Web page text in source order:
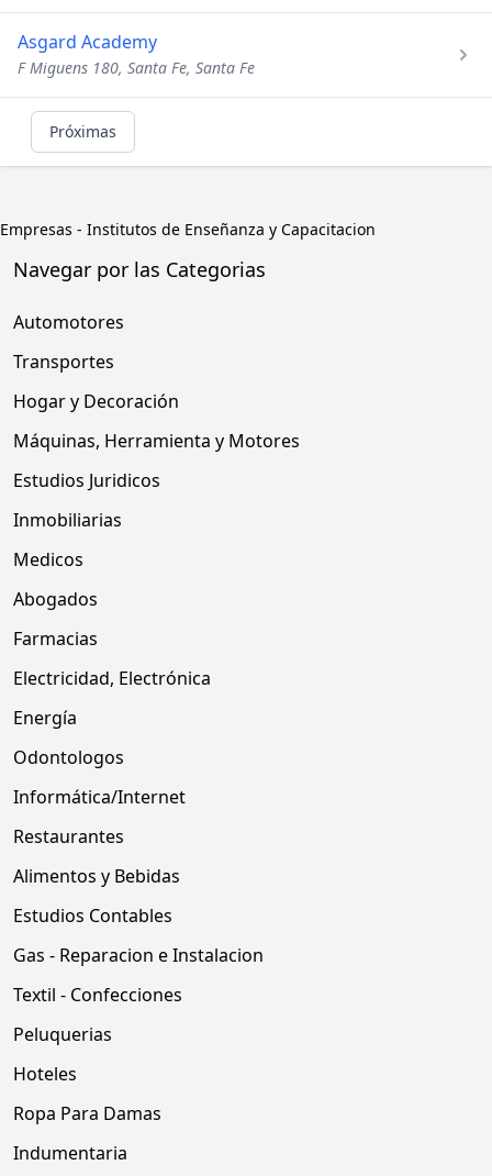
Asgard Academy
F Miguens 180, Santa Fe, Santa Fe
Próximas
Empresas - Institutos de Enseñanza y Capacitacion
Navegar por las Categorias
Automotores
Transportes
Hogar y Decoración
Máquinas, Herramienta y Motores
Estudios Juridicos
Inmobiliarias
Medicos
Abogados
Farmacias
Electricidad, Electrónica
Energía
Odontologos
Informática/Internet
Restaurantes
Alimentos y Bebidas
Estudios Contables
Gas - Reparacion e Instalacion
Textil - Confecciones
Peluquerias
Hoteles
Ropa Para Damas
Indumentaria